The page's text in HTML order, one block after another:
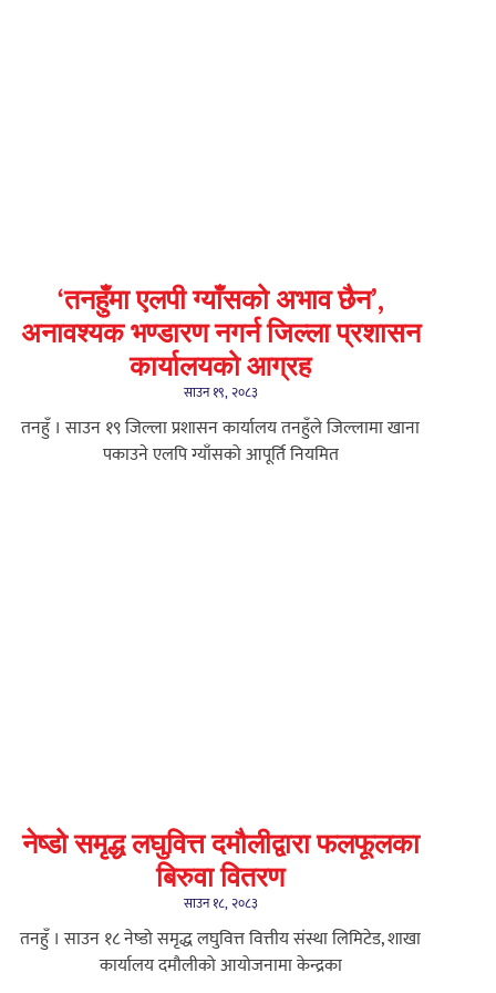
‘तनहुँमा एलपी ग्याँसको अभाव छैन’,
अनावश्यक भण्डारण नगर्न जिल्ला प्रशासन
कार्यालयको आग्रह
साउन १९, २०८३
तनहुँ । साउन १९ जिल्ला प्रशासन कार्यालय तनहुँले जिल्लामा खाना
पकाउने एलपि ग्याँसको आपूर्ति नियमित
नेष्डो समृद्ध लघुवित्त दमौलीद्वारा फलफूलका
बिरुवा वितरण
साउन १८, २०८३
तनहुँ । साउन १८ नेष्डो समृद्ध लघुवित्त वित्तीय संस्था लिमिटेड, शाखा
कार्यालय दमौलीको आयोजनामा केन्द्रका